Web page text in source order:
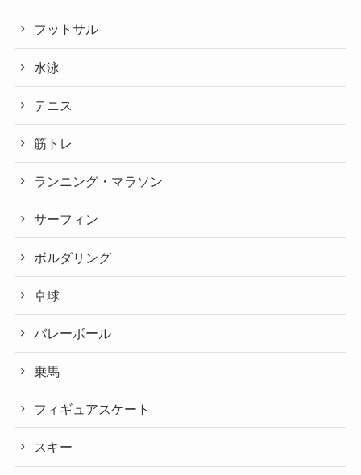
フットサル
水泳
テニス
筋トレ
ランニング・マラソン
サーフィン
ボルダリング
卓球
バレーボール
乗馬
フィギュアスケート
スキー